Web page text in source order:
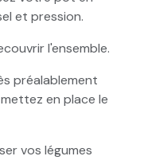
et pression.
l'ensemble.
préalablement
en place le
vos légumes